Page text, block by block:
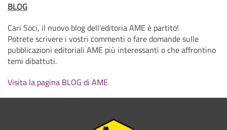
BLOG
Cari Soci, il nuovo blog dell’editoria AME è partito!
Potrete scrivere i vostri commenti o fare domande sulle
pubblicazioni editoriali AME più interessanti o che affrontino
temi dibattuti.
Visita la pagina BLOG di AME